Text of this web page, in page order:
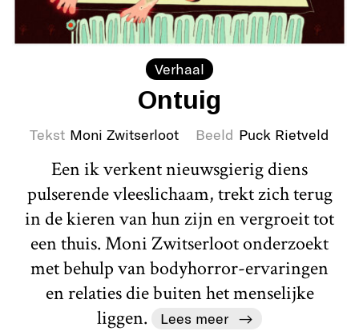
Verhaal
Ontuig
Tekst Moni Zwitserloot Beeld Puck Rietveld
Een ik verkent nieuwsgierig diens
pulserende vleeslichaam, trekt zich terug
in de kieren van hun zijn en vergroeit tot
een thuis. Moni Zwitserloot onderzoekt
met behulp van bodyhorror-ervaringen
en relaties die buiten het menselijke
liggen.
Lees meer